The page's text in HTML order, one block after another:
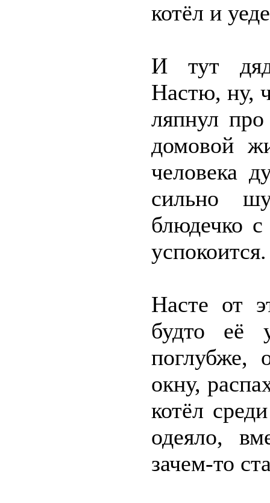
котёл и
И тут
Настю, ну,
ляпнул
домовой
человека
сильно
блюдечко
успокоится.
Насте от
будто её
поглубже,
окну,
котёл
одеяло,
зачем-то